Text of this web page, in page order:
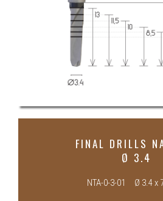
FINAL DRILLS
Ø 3.4
NTA-0-3-01 Ø 3.4 x